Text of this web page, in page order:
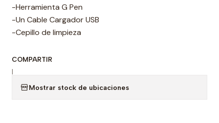
-Herramienta G Pen
-Un Cable Cargador USB
-Cepillo de limpieza
COMPARTIR
|
Mostrar stock de ubicaciones